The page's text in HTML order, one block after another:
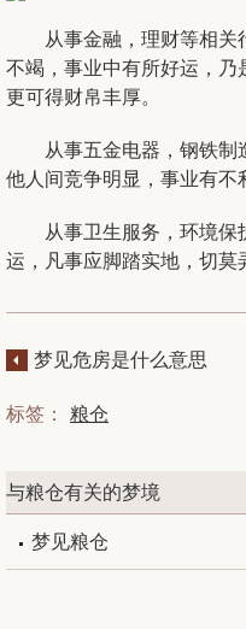
从事金融，理财等相关
不竭，事业中有所好运，乃
更可得财帛丰厚。
从事五金电器，钢铁
他人间竞争明显，事业有不
从事卫生服务，环境
运，凡事应脚踏实地，切莫
梦见危房是什么意思
标签：
粮仓
与粮仓有关的梦境
梦见粮仓